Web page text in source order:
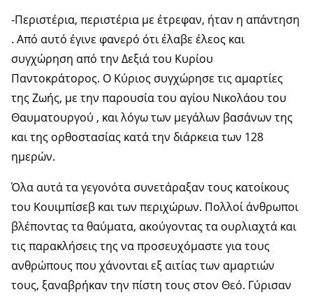
-Περιστέρια, περιστέρια με έτρεφαν, ήταν η απάντηση
. Από αυτό έγινε φανερό ότι έλαβε έλεος και
συγχώρηση από την Δεξιά του Κυρίου
Παντοκράτορος. Ο Κύριος συγχώρησε τις αμαρτίες
της Ζωής, με την παρουσία του αγίου Νικολάου του
Θαυματουργού , και λόγω των μεγάλων βασάνων της
και της ορθοστασίας κατά την διάρκεια των 128
ημερών.
Όλα αυτά τα γεγονότα συνετάραξαν τους κατοίκους
του Κουιμπίσεβ και των περιχώρων. Πολλοί άνθρωποι
βλέποντας τα θαύματα, ακούγοντας τα ουρλιαχτά και
τις παρακλήσεις της να προσευχόμαστε για τους
ανθρώπους που χάνονται εξ αιτίας των αμαρτιών
τους, ξαναβρήκαν την πίστη τους στον Θεό. Γύρισαν